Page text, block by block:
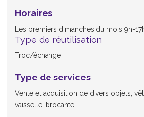
Horaires
Les premiers dimanches du mois 9h-
Type de réutilisation
Troc/échange
Type de services
Vente et acquisition de divers objets,
vaisselle, brocante